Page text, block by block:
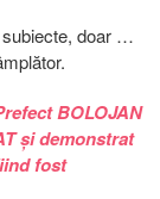
subiecte, doar …
BOLOJAN
și demonstrat
fost